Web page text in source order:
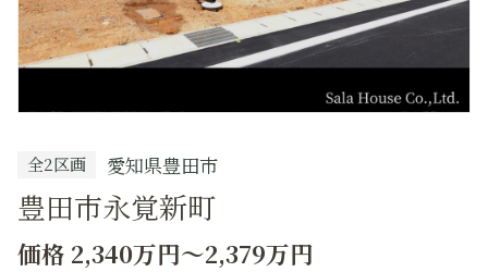
全2区画 愛知県豊田市
豊田市永覚新町
価格 2,340万円～2,379万円